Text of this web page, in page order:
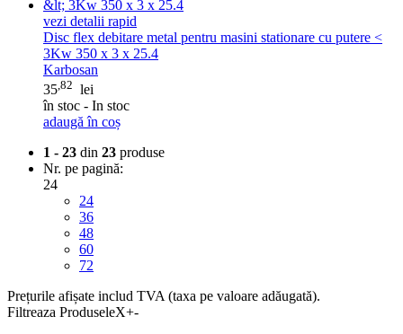
vezi detalii rapid
Disc flex debitare metal pentru masini stationare cu putere <
3Kw 350 x 3 x 25.4
Karbosan
35,82 lei
în stoc - In stoc
adaugă în coș
1 - 23 din 23 produse
Nr. pe pagină:
24
24
36
48
60
72
Prețurile afișate includ TVA (taxa pe valoare adăugată).
Filtreaza ProduseleX+-